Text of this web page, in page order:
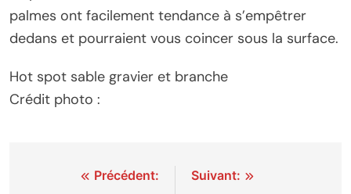
palmes ont facilement tendance à s’empêtrer
dedans et pourraient vous coincer sous la surface.
Hot spot sable gravier et branche
Crédit photo :
NavigationPrécédent:
Suivant: